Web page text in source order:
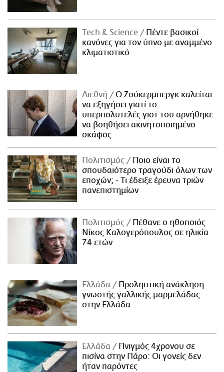
Τech & Science
Πέντε βασικοί
κανόνες για τον ύπνο με αναμμένο
κλιματιστικό
Διεθνή
Ο Ζούκερμπεργκ καλείται
να εξηγήσει γιατί το
υπερπολυτελές γιοτ του αρνήθηκε
να βοηθήσει ακινητοποιημένο
σκάφος
Πολιτισμός
Ποιο είναι το
σπουδαιότερο τραγούδι όλων των
εποχών; - Τι έδειξε έρευνα τριών
πανεπιστημίων
Πολιτισμός
Πέθανε ο ηθοποιός
Νίκος Καλογερόπουλος σε ηλικία
74 ετών
Ελλάδα
Προληπτική ανάκληση
γνωστής γαλλικής μαρμελάδας
στην Ελλάδα
Ελλάδα
Πνιγμός 4χρονου σε
πισίνα στην Πάρο: Οι γονείς δεν
ήταν παρόντες